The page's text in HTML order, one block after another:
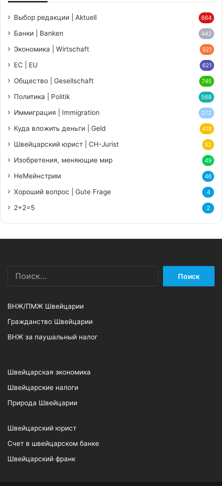
Выбор редакции | Aktuell 664
Банки | Banken 442
Экономика | Wirtschaft 921
ЕС | EU 621
Общество | Gesellschaft 745
Политика | Politik 568
Иммиграция | Immigration 272
Куда вложить деньги | Geld 418
Швейцарский юрист | CH-Jurist 82
Изобретения, меняющие мир 49
НеМейнстрим 46
Хороший вопрос | Gute Frage 4
2+2=5 2
ВНЖ/ПМЖ Швейцарии
Гражданство Швейцарии
ВНЖ за паушальный налог
Швейцарская экономика
Швейцарские налоги
Природа Швейцарии
Швейцарский юрист
Счет в швейцарском банке
Швейцарский франк